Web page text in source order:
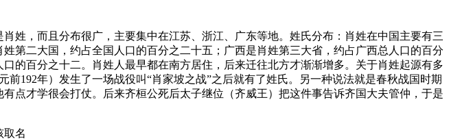
姓，而且分布很广，主要集中在江苏、浙江、广东等地。姓氏分布：肖姓在中国主要有三
二大国，约占全国人口的百分之二十五；广西是肖姓第三大省，约占广西总人口的百分
的百分之十二。肖姓人最早都在南方居住，后来迁往北方才渐渐增多。关于肖姓起源有多
192年）发生了一场战役叫“肖家坡之战”之后就有了姓氏。另一种说法就是春秋战国时期
点才学很会打仗。后来齐桓公死后太子继位（齐威王）把这件事告诉齐国大夫管仲，于是